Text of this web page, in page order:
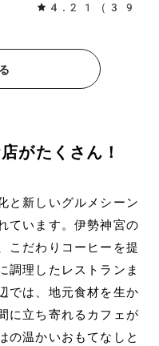
4.21（396件
がたくさん！
と新しいグルメシーン
ています。伊勢神宮の
こだわりコーヒーを提
調理したレストランま
では、地元食材を生か
に立ち寄れるカフェが
の温かいおもてなしと